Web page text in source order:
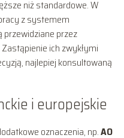
niż standardowe. W
z systemem
przewidziane przez
ich zwykłymi
najlepiej konsultowaną
i europejskie
oznaczenia, np.AO